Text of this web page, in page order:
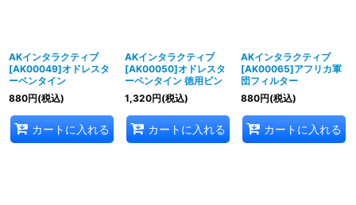
AKインタラクティブ
[AK00049]オドレスタ
ーペンタイン
880円(税込)
カートに入れる
AKインタラクティブ
[AK00050]オドレスタ
ーペンタイン 徳用ビン
1,320円(税込)
カートに入れる
AKインタラクティブ
[AK00065]アフリカ軍
団フィルター
880円(税込)
カートに入れる